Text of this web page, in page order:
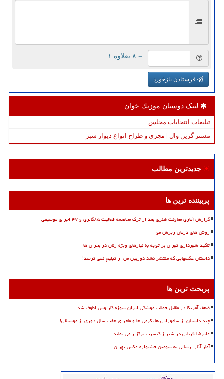
= ۸ بعلاوه ۱
فرستادن بازخورد
لینک دوستان موزیك خوان
تبلیغات انتخابات مجلس
مستر گرین وال | مجری و طراح انواع دیوار سبز
جدیدترین مطالب
پربیننده ترین ها
گزارش آماری معاونت هنری بعد از ترک مخاصمه فعالیت ۸۵گالری و ۴۷ اجرای موسیقی
روش های درمان ریزش مو
تاکید شهرداری تهران بر توجه به نیازهای ویژه زنان در بحران ها
داستان عکسهایی که منتشر نشد دوربین من از تبلیغ نمی ترسد!
پربحث ترین ها
ضعف آمریکا در مقابل حملات موشکی ایران سوژه کارلوس لطوف شد
چند داستان از سامورایی ها، گرمی ها و ماجرای هفت سال دوری از موسیقی!
علیرضا قربانی در شیراز کنسرت برگزار می نماید
آمار آثار ارسالی به سومین جشنواره عکس تهران